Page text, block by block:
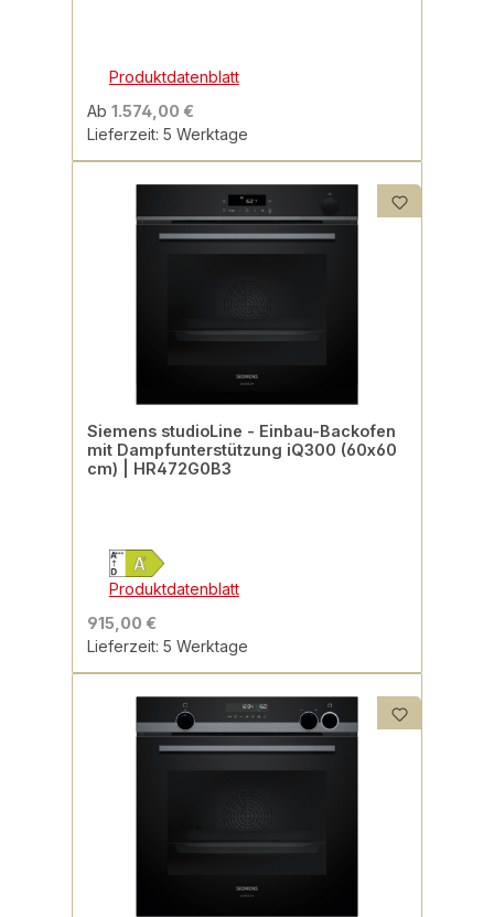
Produktdatenblatt
Ab 1.574,00 €
Lieferzeit: 5 Werktage
Siemens studioLine - Einbau-Backofen
mit Dampfunterstützung iQ300 (60x60
cm) | HR472G0B3
Produktdatenblatt
915,00 €
Lieferzeit: 5 Werktage